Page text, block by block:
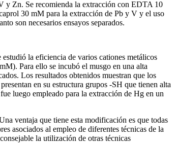
y Zn. Se recomienda la extracción con EDTA 10
30 mM para la extracción de Pb y V y el uso
son necesarios ensayos separados.
la eficiencia de varios cationes metálicos
Para ello se incubó el musgo en una alta
Los resultados obtenidos muestran que los
en su estructura grupos -SH que tienen alta
luego empleado para la extracción de Hg en un
ventaja que tiene esta modificación es que todas
asociados al empleo de diferentes técnicas de la
la utilización de otras técnicas